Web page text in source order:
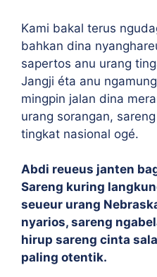
Kami bakal terus
bahkan dina
sapertos anu urang
Jangji éta anu
mingpin jalan dina
urang sorangan,
tingkat nasional ogé.
Abdi reueus janten
Sareng kuring
seueur urang
nyarios, sareng
hirup sareng cinta
paling otentik.